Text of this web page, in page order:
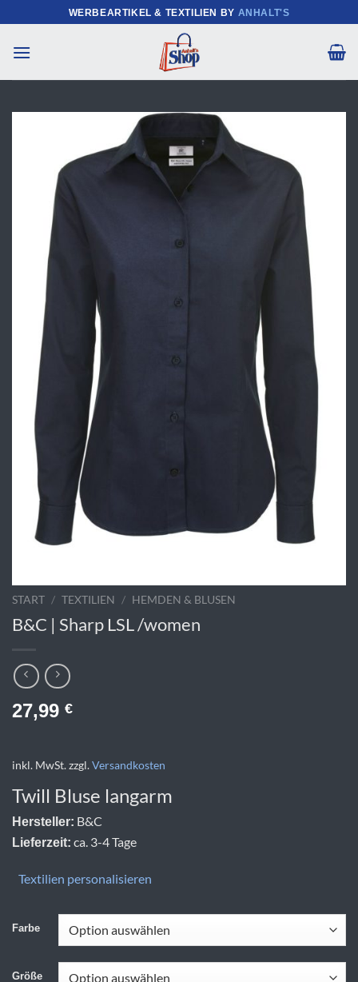
Inhalt
springen
WERBEARTIKEL & TEXTILIEN BY ANHALT'S
START / TEXTILIEN / HEMDEN & BLUSEN
B&C | Sharp LSL /women
27,99 €
inkl. MwSt.zzgl.Versandkosten
Twill Bluse langarm
Hersteller: B&C
Lieferzeit: ca. 3-4 Tage
Textilien personalisieren
Farbe
Größe